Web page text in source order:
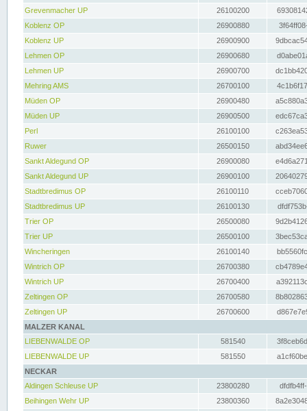
Grevenmacher UP
26100200
Koblenz OP
26900880
Koblenz UP
26900900
Lehmen OP
26900680
Lehmen UP
26900700
Mehring AMS
26700100
Müden OP
26900480
Müden UP
26900500
Perl
26100100
Ruwer
26500150
Sankt Aldegund OP
26900080
Sankt Aldegund UP
26900100
Stadtbredimus OP
26100110
Stadtbredimus UP
26100130
Trier OP
26500080
Trier UP
26500100
Wincheringen
26100140
Wintrich OP
26700380
Wintrich UP
26700400
Zeltingen OP
26700580
Zeltingen UP
26700600
MALZER KANAL
LIEBENWALDE OP
581540
LIEBENWALDE UP
581550
NECKAR
Aldingen Schleuse UP
23800280
Beihingen Wehr UP
23800360